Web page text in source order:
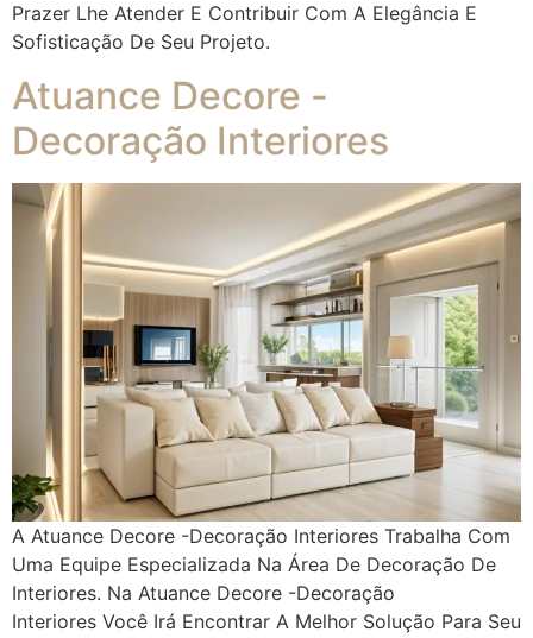
Prazer Lhe Atender E Contribuir Com A Elegância E
Sofisticação De Seu Projeto.
Atuance Decore -
Decoração Interiores
A Atuance Decore -Decoração Interiores Trabalha Com
Uma Equipe Especializada Na Área De Decoração De
Interiores. Na Atuance Decore -Decoração
Interiores Você Irá Encontrar A Melhor Solução Para Seu